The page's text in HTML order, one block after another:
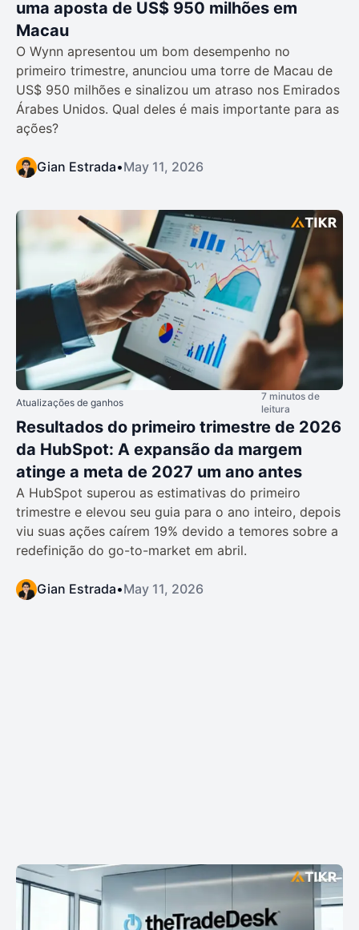
uma aposta de US$ 950 milhões em
Macau
O Wynn apresentou um bom desempenho no
primeiro trimestre, anunciou uma torre de Macau de
US$ 950 milhões e sinalizou um atraso nos Emirados
Árabes Unidos. Qual deles é mais importante para as
ações?
Gian Estrada•May 11, 2026
Atualizações de ganhos
7 minutos de
leitura
Resultados do primeiro trimestre de 2026
da HubSpot: A expansão da margem
atinge a meta de 2027 um ano antes
A HubSpot superou as estimativas do primeiro
trimestre e elevou seu guia para o ano inteiro, depois
viu suas ações caírem 19% devido a temores sobre a
redefinição do go-to-market em abril.
Gian Estrada•May 11, 2026